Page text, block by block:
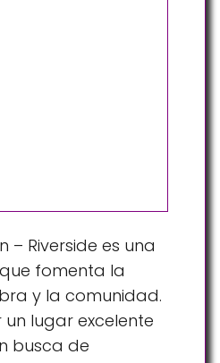
– Riverside es una
fomenta la
y la comunidad.
lugar excelente
busca de